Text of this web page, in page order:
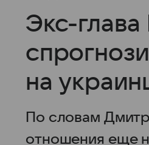
Экс-
на
По словам
отношения еще